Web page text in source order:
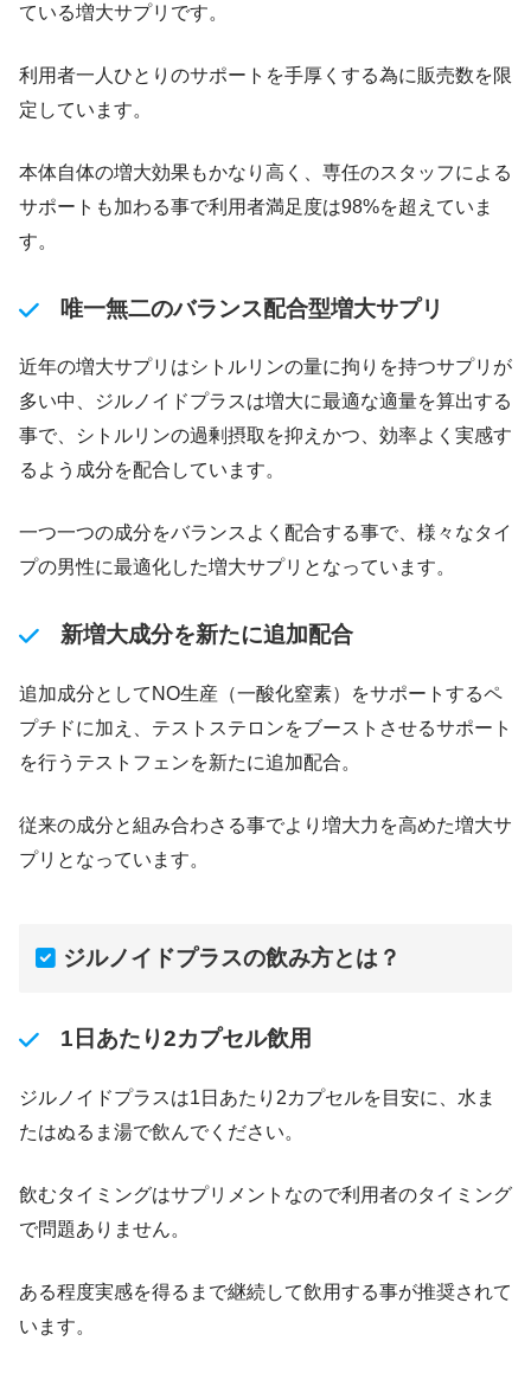
ている増大サプリです。
利用者一人ひとりのサポートを手厚くする為に販売数を限
定しています。
本体自体の増大効果もかなり高く、専任のスタッフによる
サポートも加わる事で利用者満足度は98%を超えていま
す。
唯一無二のバランス配合型増大サプリ
近年の増大サプリはシトルリンの量に拘りを持つサプリが
多い中、ジルノイドプラスは増大に最適な適量を算出する
事で、シトルリンの過剰摂取を抑えかつ、効率よく実感す
るよう成分を配合しています。
一つ一つの成分をバランスよく配合する事で、様々なタイ
プの男性に最適化した増大サプリとなっています。
新増大成分を新たに追加配合
追加成分としてNO生産（一酸化窒素）をサポートするペ
プチドに加え、テストステロンをブーストさせるサポート
を行うテストフェンを新たに追加配合。
従来の成分と組み合わさる事でより増大力を高めた増大サ
プリとなっています。
ジルノイドプラスの飲み方とは？
1日あたり2カプセル飲用
ジルノイドプラスは1日あたり2カプセルを目安に、水ま
たはぬるま湯で飲んでください。
飲むタイミングはサプリメントなので利用者のタイミング
で問題ありません。
ある程度実感を得るまで継続して飲用する事が推奨されて
います。